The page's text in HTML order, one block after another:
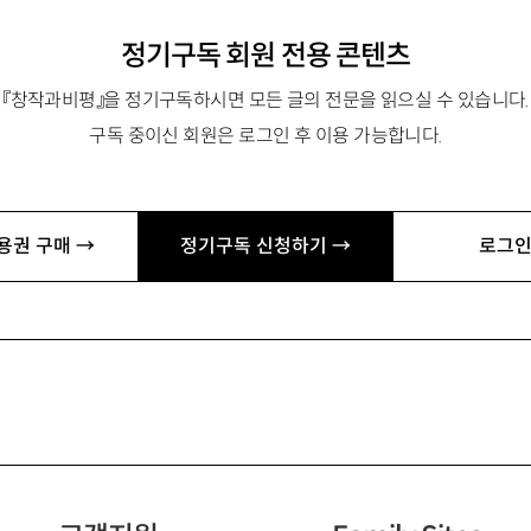
정기구독 회원 전용 콘텐츠
『창작과비평』을 정기구독하시면 모든 글의 전문을 읽으실 수 있습니다.
구독 중이신 회원은 로그인 후 이용 가능합니다.
권 구매 → 정기구독 신청하기 → 로그
득음정(得音亭)